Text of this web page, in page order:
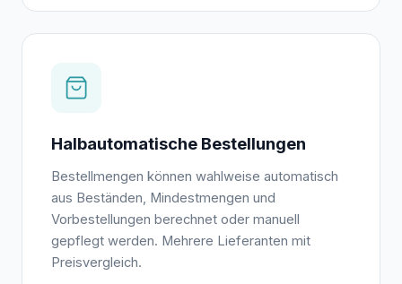
Halbautomatische Bestellungen
Bestellmengen können wahlweise automatisch
aus Beständen, Mindestmengen und
Vorbestellungen berechnet oder manuell
gepflegt werden. Mehrere Lieferanten mit
Preisvergleich.